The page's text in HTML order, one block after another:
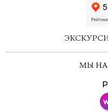
МЫ НА